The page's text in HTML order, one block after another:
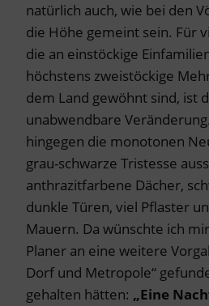
natürlich auch, wie bei den
die Höhe gemeint sein. Für
die an einstöckige
höchstens zweistöckige
dem Land gewöhnt sind, ist
unabwendbare
hingegen die monotonen
grau-schwarze Tristesse
anthrazitfarbene Dächer,
dunkle Türen, viel Pflaster
Mauern. Da wünschte ich
Planer an eine weitere
Dorf und Metropole“
gehalten hätten: „Eine